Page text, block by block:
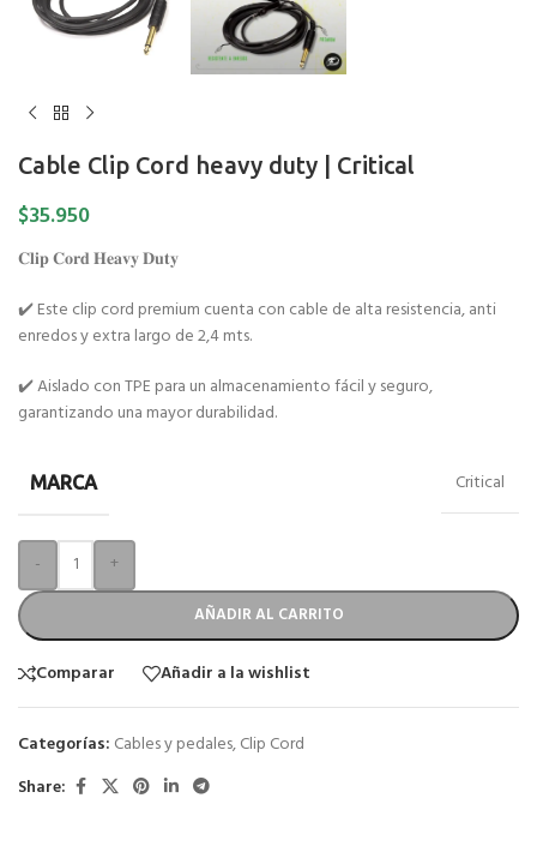
Cable Clip Cord heavy duty | Critical
$35.950
𝐂𝐥𝐢𝐩 𝐂𝐨𝐫𝐝 𝐇𝐞𝐚𝐯𝐲 𝐃𝐮𝐭𝐲
✔️ Este clip cord premium cuenta con cable de alta resistencia, anti
enredos y extra largo de 2,4 mts.
✔️ Aislado con TPE para un almacenamiento fácil y seguro,
garantizando una mayor durabilidad.
MARCA Critical
- +
AÑADIR AL CARRITO
Comparar Añadir a la wishlist
Categorías: Cables y pedales,Clip Cord
Share: